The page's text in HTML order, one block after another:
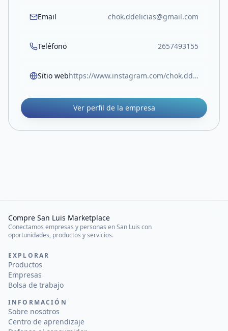
Email chok.ddelicias@gmail.com
Teléfono 2657493155
Sitio web https://www.instagram.com/chok.ddelicias?igsh=MTlia3l2NnZkdHdiMQ==
Ver perfil de la empresa
Compre San Luis Marketplace
Conectamos empresas y personas en San Luis con
oportunidades, productos y servicios.
EXPLORAR
Productos
Empresas
Bolsa de trabajo
INFORMACIÓN
Sobre nosotros
Centro de aprendizaje